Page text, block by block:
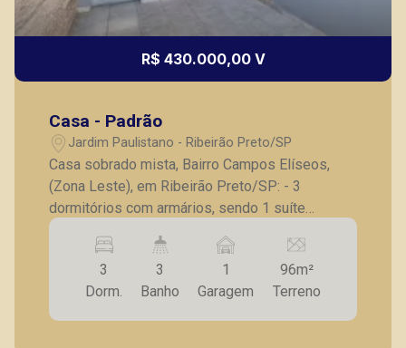
R$ 430.000,00 V
Casa - Padrão
Jardim Paulistano - Ribeirão Preto/SP
Casa sobrado mista, Bairro Campos Elíseos,
(Zona Leste), em Ribeirão Preto/SP: - 3
dormitórios com armários, sendo 1 suíte
completa com sacada; - Banheiro social
completo; - Sala para 2 ambientes; - Cozinha
com armários; - Lavanderia; - Banheiro de
serviço; - 1 vaga de garagem coberta. A Piramid
tem como objetivo atender seus clientes com
3
Dorm.
3
Banho
1
Garagem
96m²
Terreno